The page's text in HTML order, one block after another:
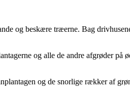
og beskære træerne. Bag
og alle de andre afgrøder på
og de snorlige rækker af